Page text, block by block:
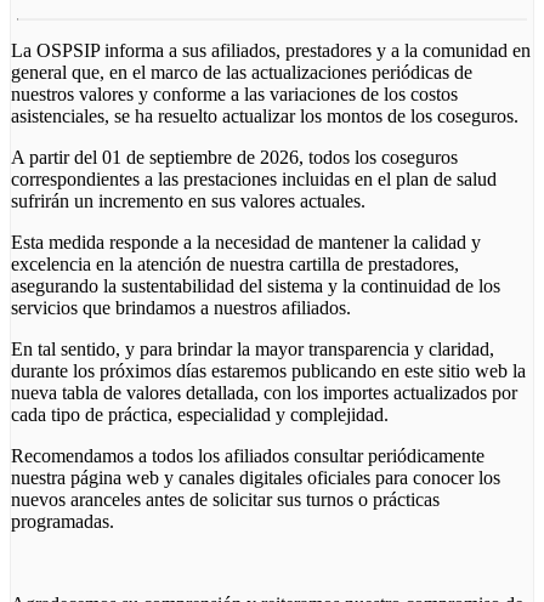
La OSPSIP informa a sus afiliados, prestadores y a la comunidad en
general que, en el marco de las actualizaciones periódicas de
nuestros valores y conforme a las variaciones de los costos
asistenciales, se ha resuelto actualizar los montos de los coseguros.
A partir del 01 de septiembre de 2026, todos los coseguros
correspondientes a las prestaciones incluidas en el plan de salud
sufrirán un incremento en sus valores actuales.
Esta medida responde a la necesidad de mantener la calidad y
excelencia en la atención de nuestra cartilla de prestadores,
asegurando la sustentabilidad del sistema y la continuidad de los
servicios que brindamos a nuestros afiliados.
En tal sentido, y para brindar la mayor transparencia y claridad,
durante los próximos días estaremos publicando en este sitio web la
nueva tabla de valores detallada, con los importes actualizados por
cada tipo de práctica, especialidad y complejidad.
Recomendamos a todos los afiliados consultar periódicamente
nuestra página web y canales digitales oficiales para conocer los
nuevos aranceles antes de solicitar sus turnos o prácticas
programadas.